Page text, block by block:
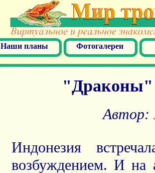
Наши планы Фотогалереи
"Драконы"
Автор:
Индонезия
возбуждением. И на